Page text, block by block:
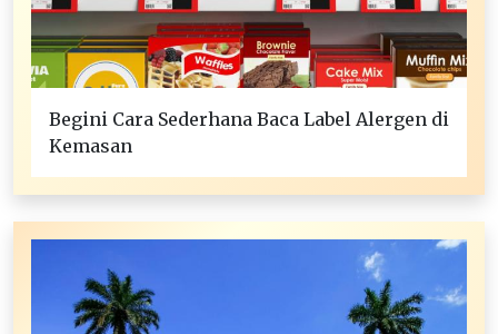
Begini Cara Sederhana Baca Label Alergen di
Kemasan